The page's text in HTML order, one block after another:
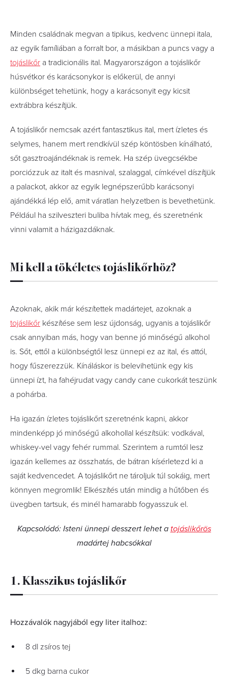
Minden családnak megvan a tipikus, kedvenc ünnepi itala,
az egyik famíliában a forralt bor, a másikban a puncs vagy a
tojáslikőr a tradicionális ital. Magyarországon a tojáslikőr
húsvétkor és karácsonykor is előkerül, de annyi
különbséget tehetünk, hogy a karácsonyit egy kicsit
extrábbra készítjük.
A tojáslikőr nemcsak azért fantasztikus ital, mert ízletes és
selymes, hanem mert rendkívül szép köntösben kínálható,
sőt gasztroajándéknak is remek. Ha szép üvegcsékbe
porciózzuk az italt és masnival, szalaggal, címkével díszítjük
a palackot, akkor az egyik legnépszerűbb karácsonyi
ajándékká lép elő, amit váratlan helyzetben is bevethetünk.
Például ha szilveszteri buliba hívtak meg, és szeretnénk
vinni valamit a házigazdáknak.
Mi kell a tökéletes tojáslikőrhöz?
Azoknak, akik már készítettek madártejet, azoknak a
tojáslikőr készítése sem lesz újdonság, ugyanis a tojáslikőr
csak annyiban más, hogy van benne jó minőségű alkohol
is. Sőt, ettől a különbségtől lesz ünnepi ez az ital, és attól,
hogy fűszerezzük. Kínáláskor is belevihetünk egy kis
ünnepi ízt, ha fahéjrudat vagy candy cane cukorkát teszünk
a pohárba.
Ha igazán ízletes tojáslikőrt szeretnénk kapni, akkor
mindenképp jó minőségű alkohollal készítsük: vodkával,
whiskey-vel vagy fehér rummal. Szerintem a rumtól lesz
igazán kellemes az összhatás, de bátran kísérletezd ki a
saját kedvencedet. A tojáslikőrt ne tároljuk túl sokáig, mert
könnyen megromlik! Elkészítés után mindig a hűtőben és
üvegben tartsuk, és minél hamarabb fogyasszuk el.
Kapcsolódó: Isteni ünnepi desszert lehet a tojáslikőrös
madártej habcsókkal
1. Klasszikus tojáslikőr
Hozzávalók nagyjából egy liter italhoz:
8 dl zsíros tej
5 dkg barna cukor